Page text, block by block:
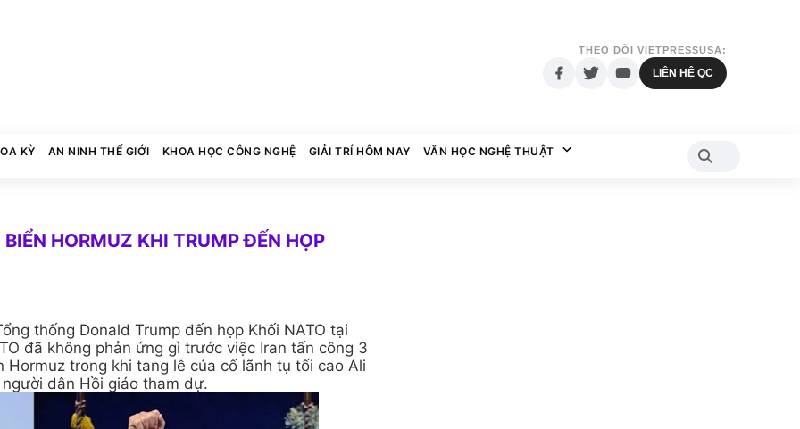
THEO DÕI VIETPRESSUSA:
LIÊN HỆ QC
KỲ AN NINH THẾ GIỚI KHOA HỌC CÔNG NGHỆ GIẢI TRÍ HÔM NAY VĂN HỌC NGHỆ THUẬT
HORMUZ KHI TRUMP ĐẾN HỌP
thống Donald Trump đến họp Khối NATO tại
đã không phản ứng gì trước việc Iran tấn công 3
trong khi tang lễ của cố lãnh tụ tối cao Ali
dân Hồi giáo tham dự.